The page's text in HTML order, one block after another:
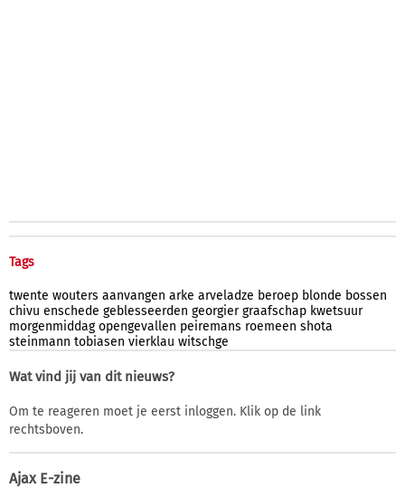
Tags
twente wouters aanvangen arke arveladze beroep blonde bossen
chivu enschede geblesseerden georgier graafschap kwetsuur
morgenmiddag opengevallen peiremans roemeen shota
steinmann tobiasen vierklau witschge
Wat vind jij van dit nieuws?
Om te reageren moet je eerst inloggen. Klik op de link
rechtsboven.
Ajax E-zine